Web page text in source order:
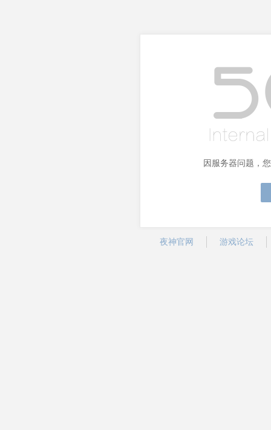
因服务器问题，
夜神官网 游戏论坛